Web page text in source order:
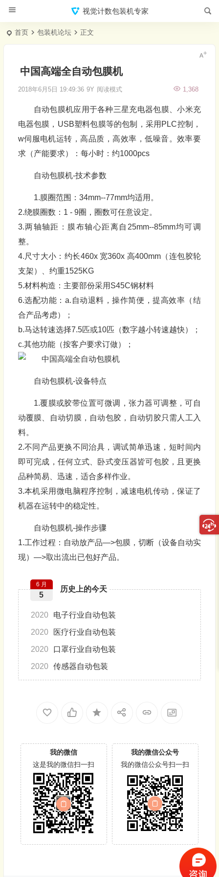
视觉计数包装机专家
首页 包装机论坛 正文
中国高端全自动包膜机
2018年6月5日 19:49:36 9Y 1,368
阅读模式
自动包膜机应用于各种三星充电器包膜、小米充
电器包膜，USB塑料包膜等的包制，采用PLC控制，
w伺服电机运转，高品质，高效率，低噪音。效率要
求（产能要求）：每小时：约1000pcs
自动包膜机-技术参数
1.膜圈范围：34mm--77mm均适用。
2.绕膜圈数：1 - 9圈，圈数可任意设定。
3.两轴轴距：膜布轴心距离自25mm--85mm均可调
整。
4.尺寸大小：约长460x 宽360x 高400mm（连包胶轮
支架）、约重1525KG
5.材料构造：主要部份采用S45C钢材料
6.选配功能：a.自动退料，操作简便，提高效率（结
合产品考虑）；
b.马达转速选择7.5匹或10匹（数字越小转速越快）；
c.其他功能（按客户要求订做）；
自动包膜机-设备特点
1.覆膜或胶带位置可微调，张力器可调整，可自
动覆膜、自动切膜，自动包胶，自动切胶只需人工入
料。
2.不同产品更换不同治具，调试简单迅速，短时间内
即可完成，任何立式、卧式变压器皆可包胶，且更换
品种简易、迅速，适合多样作业。
3.本机采用微电脑程序控制，减速电机传动，保证了
机器在运转中的稳定性。
自动包膜机-操作步骤
1.工作过程：自动放产品—>包膜，切断（设备自动实
现）—>取出流出已包好产品。
历史上的今天
6 月
5
2020 电子行业自动包装
2020 医疗行业自动包装
2020 口罩行业自动包装
2020 传感器自动包装
我的微信
这是我的微信扫一扫
我的微信公众号
我的微信公众号扫一扫